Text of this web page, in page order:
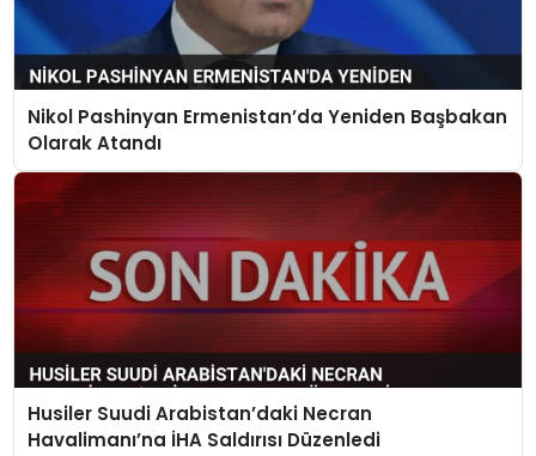
Nikol Pashinyan Ermenistan’da Yeniden Başbakan
Olarak Atandı
Husiler Suudi Arabistan’daki Necran
Havalimanı’na İHA Saldırısı Düzenledi